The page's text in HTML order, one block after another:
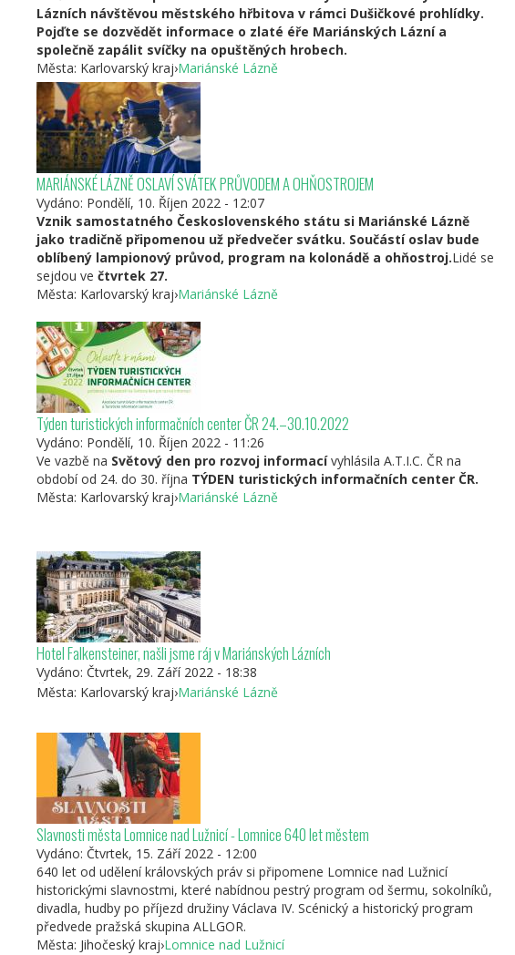
Lázních návštěvou městského hřbitova v rámci Dušičkové prohlídky.
Pojďte se dozvědět informace o zlaté éře Mariánských Lázní a
společně zapálit svíčky na opuštěných hrobech.
Města: Karlovarský kraj›Mariánské Lázně
MARIÁNSKÉ LÁZNĚ OSLAVÍ SVÁTEK PRŮVODEM A OHŇOSTROJEM
Vydáno: Pondělí, 10. Říjen 2022 - 12:07
Vznik samostatného Československého státu si Mariánské Lázně
jako tradičně připomenou už předvečer svátku. Součástí oslav bude
oblíbený lampionový průvod, program na kolonádě a ohňostroj.Lidé se
sejdou ve čtvrtek 27.
Města: Karlovarský kraj›Mariánské Lázně
Týden turistických informačních center ČR 24.–30.10.2022
Vydáno: Pondělí, 10. Říjen 2022 - 11:26
Ve vazbě na Světový den pro rozvoj informacívyhlásila A.T.I.C. ČR na
období od 24. do 30. října TÝDEN turistických informačních center ČR.
Města: Karlovarský kraj›Mariánské Lázně
Hotel Falkensteiner, našli jsme ráj v Mariánských Lázních
Vydáno: Čtvrtek, 29. Září 2022 - 18:38
Češka potovalna spletna stran Cyklotoulky bralcem pogosto predlaga
Falkensteiner Spa Resort v Mariánski
Města: Karlovarský kraj›Mariánské Lázně
Slavnosti města Lomnice nad Lužnicí - Lomnice 640 let městem
Vydáno: Čtvrtek, 15. Září 2022 - 12:00
640 let od udělení královských práv si připomene Lomnice nad Lužnicí
historickými slavnostmi, které nabídnou pestrý program od šermu, sokolníků,
divadla, hudby po příjezd družiny Václava IV. Scénický a historický program
předvede pražská skupina ALLGOR.
Města: Jihočeský kraj›Lomnice nad Lužnicí